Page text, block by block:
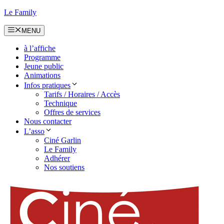
Aller
contenu
Le Family
MENU
à l’affiche
Programme
Jeune public
Animations
Infos pratiques
Tarifs / Horaires / Accès
Technique
Offres de services
Nous contacter
L’asso
Ciné Garlin
Le Family
Adhérer
Nos soutiens